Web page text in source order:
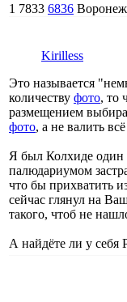
1 7833 6836 Воронеж
Kirilless
Это называется
количеству фото, то
размещением
фото, а не валить
Я был Колхиде один
палюдариумом
что бы прихватить
сейчас глянул на
такого, чтоб не
А найдёте ли у себя